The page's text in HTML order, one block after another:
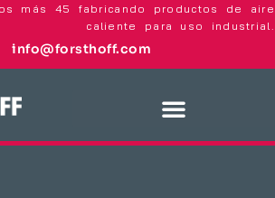
más 45 fabricando productos de aire
caliente para uso industrial.
info@forsthoff.com